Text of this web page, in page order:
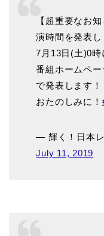
【超重要なお知
演時間を発表し
7月13日(土)0時
番組ホームペー
で発表します！
おたのしみに！
— 輝く！日本
July 11, 2019